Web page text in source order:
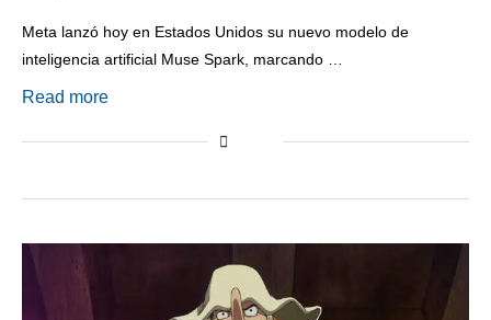
Meta lanzó hoy en Estados Unidos su nuevo modelo de
inteligencia artificial Muse Spark, marcando …
Read more